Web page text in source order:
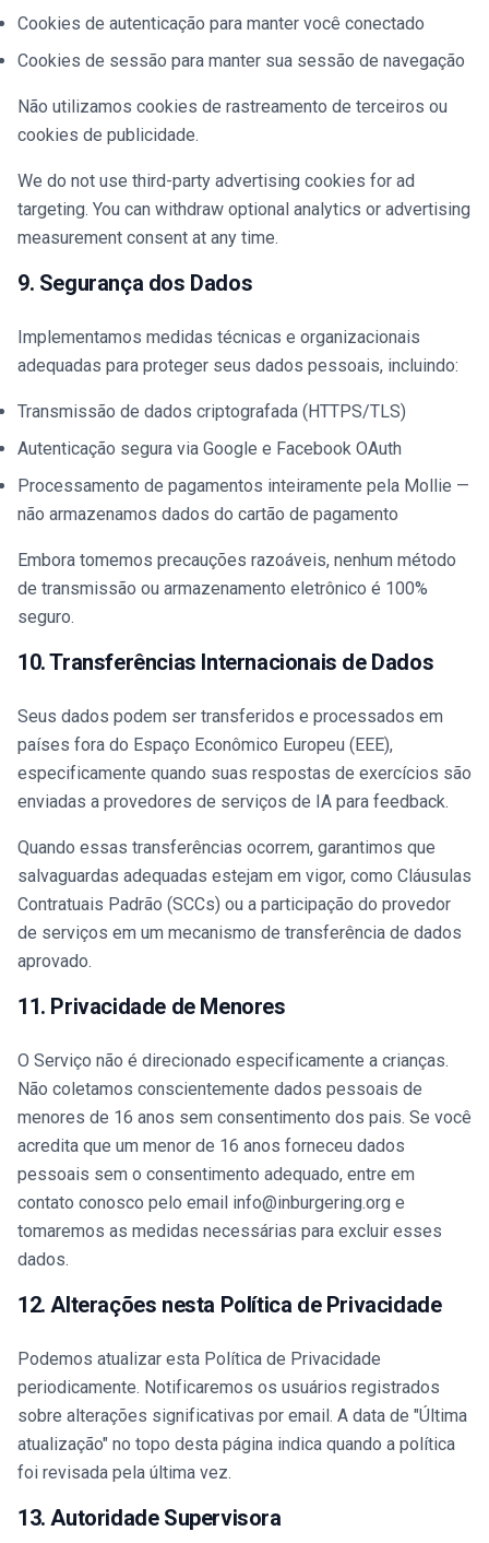
Cookies de autenticação para manter você conectado
Cookies de sessão para manter sua sessão de navegação
Não utilizamos cookies de rastreamento de terceiros ou
cookies de publicidade.
We do not use third-party advertising cookies for ad
targeting. You can withdraw optional analytics or advertising
measurement consent at any time.
9. Segurança dos Dados
Implementamos medidas técnicas e organizacionais
adequadas para proteger seus dados pessoais, incluindo:
Transmissão de dados criptografada (HTTPS/TLS)
Autenticação segura via Google e Facebook OAuth
Processamento de pagamentos inteiramente pela Mollie —
não armazenamos dados do cartão de pagamento
Embora tomemos precauções razoáveis, nenhum método
de transmissão ou armazenamento eletrônico é 100%
seguro.
10. Transferências Internacionais de Dados
Seus dados podem ser transferidos e processados em
países fora do Espaço Econômico Europeu (EEE),
especificamente quando suas respostas de exercícios são
enviadas a provedores de serviços de IA para feedback.
Quando essas transferências ocorrem, garantimos que
salvaguardas adequadas estejam em vigor, como Cláusulas
Contratuais Padrão (SCCs) ou a participação do provedor
de serviços em um mecanismo de transferência de dados
aprovado.
11. Privacidade de Menores
O Serviço não é direcionado especificamente a crianças.
Não coletamos conscientemente dados pessoais de
menores de 16 anos sem consentimento dos pais. Se você
acredita que um menor de 16 anos forneceu dados
pessoais sem o consentimento adequado, entre em
contato conosco pelo email info@inburgering.org e
tomaremos as medidas necessárias para excluir esses
dados.
12. Alterações nesta Política de Privacidade
Podemos atualizar esta Política de Privacidade
periodicamente. Notificaremos os usuários registrados
sobre alterações significativas por email. A data de "Última
atualização" no topo desta página indica quando a política
foi revisada pela última vez.
13. Autoridade Supervisora